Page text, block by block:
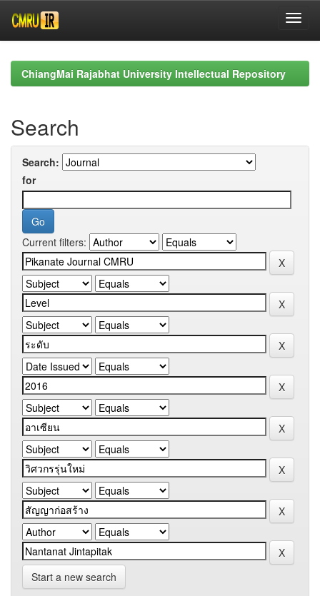
navigationChiangMai Rajabhat University Intellectual Repository
Search
Search:
for
Current filters:
Start a new search